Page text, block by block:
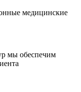
медицинские
мы обеспечим